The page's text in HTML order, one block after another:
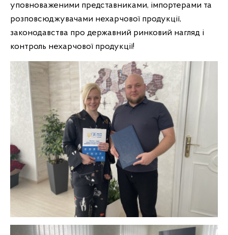
уповноваженими представниками, імпортерами та
розповсюджувачами нехарчової продукції,
законодавства про державний ринковий нагляд і
контроль нехарчової продукції!